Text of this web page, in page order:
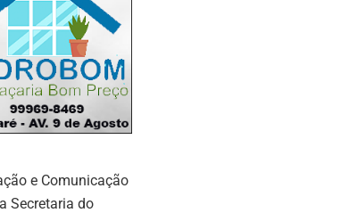
e Comunicação
Secretaria do